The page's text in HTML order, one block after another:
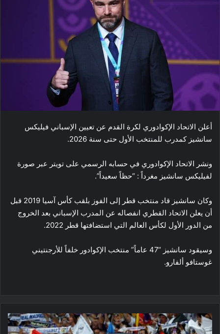
أعلن الاتحاد الإكوادوري لكرة القدم عن تعيين الإسباني فيليكس
سانشيز كمدرب للمنتخب الأول حتى سنة 2026.
ونشر الاتحاد الإكوادوري في حسابه الرسمي على تويتر عبر صورة
لفيليكس سانشيز مغرداً : “حظاً سعيداً”.
وكان سانشيز قاد منتخب قطر إلى الفوز بلقب كأس آسيا 2019 قبل
أن يعلن الاتحاد القطري انفصاله عن المدرب الإسباني بعد الخروج
من الدور الأول لكأس العالم التي استضافتها قطر 2022.
وسيقود سانشيز “47 عاماً” منتخب الإكوادور خلفاً للأرجنتيني
غوستافو ألفارو.
ريال
مدريد